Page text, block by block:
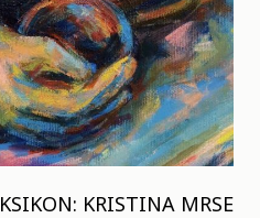
KRISTINA MRSE